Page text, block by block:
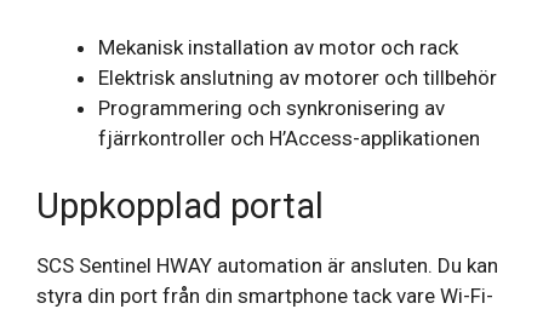
Mekanisk installation av motor och rack
Elektrisk anslutning av motorer och tillbehör
Programmering och synkronisering av
fjärrkontroller och H’Access-applikationen
Uppkopplad portal
SCS Sentinel HWAY automation är ansluten. Du kan
styra din port från din smartphone tack vare Wi-Fi-